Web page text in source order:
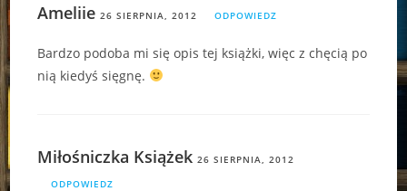
Ameliie 26 SIERPNIA, 2012 ODPOWIEDZ
Bardzo podoba mi się opis tej książki, więc z chęcią po
nią kiedyś sięgnę.
Miłośniczka Książek 26 SIERPNIA, 2012
ODPOWIEDZ